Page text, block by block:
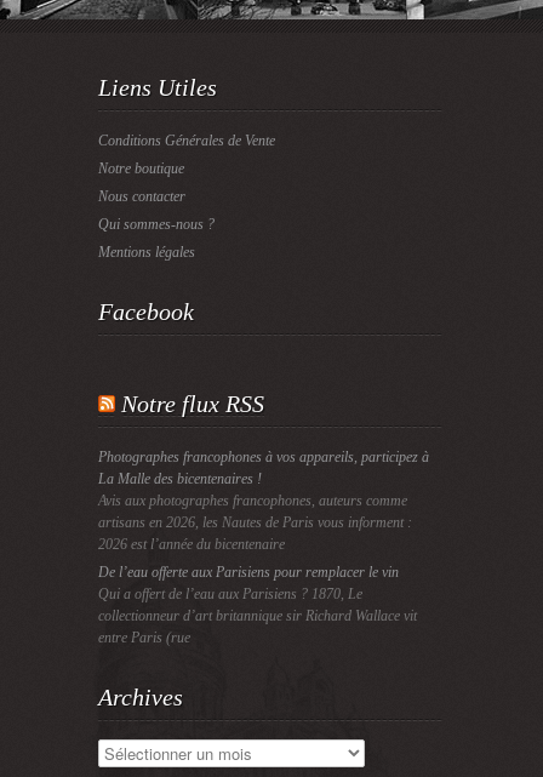
Liens Utiles
Conditions Générales de Vente
Notre boutique
Nous contacter
Qui sommes-nous ?
Mentions légales
Facebook
Notre flux RSS
Photographes francophones à vos appareils, participez à
La Malle des bicentenaires !
Avis aux photographes francophones, auteurs comme
artisans en 2026, les Nautes de Paris vous informent :
2026 est l’année du bicentenaire
De l’eau offerte aux Parisiens pour remplacer le vin
Qui a offert de l’eau aux Parisiens ? 1870, Le
collectionneur d’art britannique sir Richard Wallace vit
entre Paris (rue
Archives
Archives